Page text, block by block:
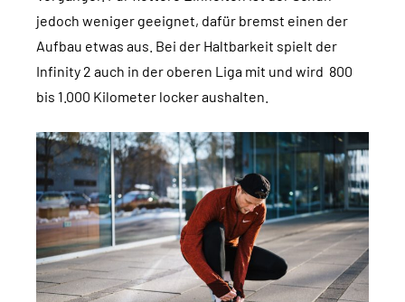
jedoch weniger geeignet, dafür bremst einen der
Aufbau etwas aus. Bei der Haltbarkeit spielt der
Infinity 2 auch in der oberen Liga mit und wird 800
bis 1.000 Kilometer locker aushalten.